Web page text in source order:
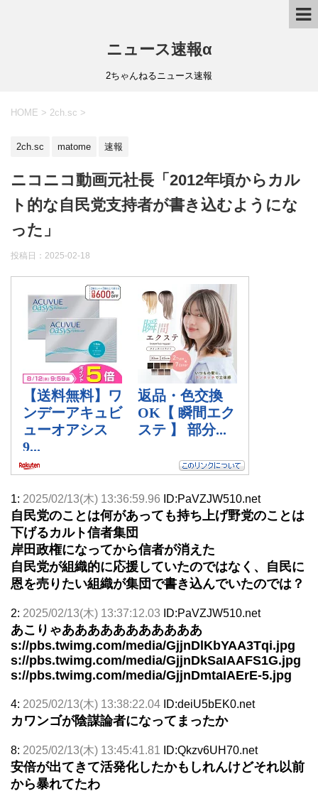
ニュース速報α
2ちゃんねるニュース速報
HOME > 2ch.sc >
2ch.sc matome 速報
ニコニコ動画元社長「2012年頃からカル
ト的な自民党支持者が書き込むようにな
った」
投稿日： 2025-02-18
1: 2025/02/13(木) 13:36:59.96 ID:PaVZJW510.net
自民党のことは何があっても持ち上げ野党のことは
下げるカルト信者集団
岸田政権になってから信者が消えた
自民党が組織的に応援していたのではなく、自民に
恩を売りたい組織が集団で書き込んでいたのでは？
2: 2025/02/13(木) 13:37:12.03 ID:PaVZJW510.net
あこりゃあああああああああああ
s://pbs.twimg.com/media/GjjnDlKbYAA3Tqi.jpg
s://pbs.twimg.com/media/GjjnDkSaIAAFS1G.jpg
s://pbs.twimg.com/media/GjjnDmtaIAErE-5.jpg
4: 2025/02/13(木) 13:38:22.04 ID:deiU5bEK0.net
カワンゴが陰謀論者になってまったか
8: 2025/02/13(木) 13:45:41.81 ID:Qkzv6UH70.net
安倍が出てきて活発化したかもしれんけどそれ以前
から暴れてたわ